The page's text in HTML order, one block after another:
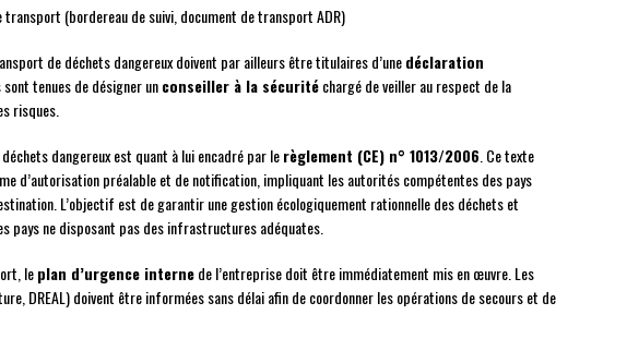
transport (bordereau de suivi, document de transport ADR)
de déchets dangereux doivent par ailleurs être titulaires d’unedéclaration
tenues de désigner unconseiller à la sécuritéchargé de veiller au respect de la
risques.
dangereux est quant à lui encadré par lerèglement (CE) n° 1013/2006 . Ce texte
d’autorisation préalable et de notification, impliquant les autorités compétentes des pays
L’objectif est de garantir une gestion écologiquement rationnelle des déchets et
pays ne disposant pas des infrastructures adéquates.
leplan d’urgence internede l’entreprise doit être immédiatement mis en œuvre. Les
DREAL) doivent être informées sans délai afin de coordonner les opérations de secours et de